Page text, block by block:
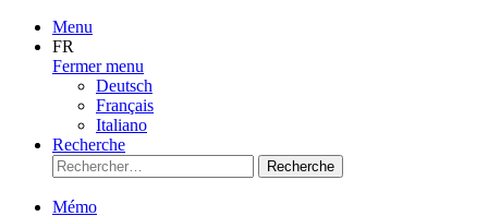
Menu
FR
Fermer menu
Deutsch
Français
Italiano
Recherche
Recherche
Mémo